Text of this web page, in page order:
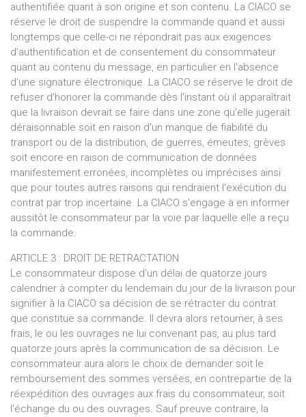
authentifiée quant à son origine et son contenu. La CIACO se
réserve le droit de suspendre la commande quand et aussi
longtemps que celle-ci ne répondrait pas aux exigences
d'authentification et de consentement du consommateur
quant au contenu du message, en particulier en l'absence
d'une signature électronique. La CIACO se réserve le droit de
refuser d'honorer la commande dès l'instant où il apparaîtrait
que la livraison devrait se faire dans une zone qu'elle jugerait
déraisonnable soit en raison d'un manque de fiabilité du
transport ou de la distribution, de guerres, émeutes, grèves
soit encore en raison de communication de données
manifestement erronées, incomplètes ou imprécises ainsi
que pour toutes autres raisons qui rendraient l'exécution du
contrat par trop incertaine. La CIACO s'engage à en informer
aussitôt le consommateur par la voie par laquelle elle a reçu
la commande.
ARTICLE 3 : DROIT DE RETRACTATION
Le consommateur dispose d'un délai de quatorze jours
calendrier à compter du lendemain du jour de la livraison pour
signifier à la CIACO sa décision de se rétracter du contrat
que constitue sa commande. Il devra alors retourner, à ses
frais, le ou les ouvrages ne lui convenant pas, au plus tard
quatorze jours après la communication de sa décision. Le
consommateur aura alors le choix de demander soit le
remboursement des sommes versées, en contrepartie de la
réexpédition des ouvrages aux frais du consommateur, soit
l'échange du ou des ouvrages. Sauf preuve contraire, la